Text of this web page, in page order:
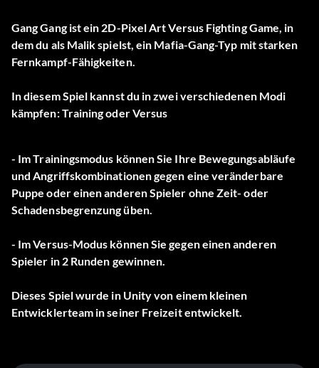
Gang Gang ist ein 2D-Pixel Art Versus Fighting Game, in
dem du als Malik spielst, ein Mafia-Gang-Typ mit starken
Fernkampf-Fähigkeiten.
In diesem Spiel kannst du in zwei verschiedenen Modi
kämpfen: Training oder Versus
- Im Trainingsmodus können Sie Ihre Bewegungsabläufe
und Angriffskombinationen gegen eine veränderbare
Puppe oder einen anderen Spieler ohne Zeit- oder
Schadensbegrenzung üben.
- Im Versus-Modus können Sie gegen einen anderen
Spieler in 2 Runden gewinnen.
Dieses Spiel wurde in Unity von einem kleinen
Entwicklerteam in seiner Freizeit entwickelt.